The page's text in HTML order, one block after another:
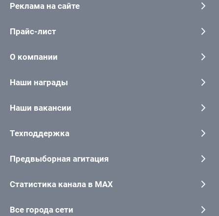
Реклама на сайте
Прайс-лист
О компании
Наши награды
Наши вакансии
Техподдержка
Предвыборная агитация
Статистика канала в MAX
Все города сети